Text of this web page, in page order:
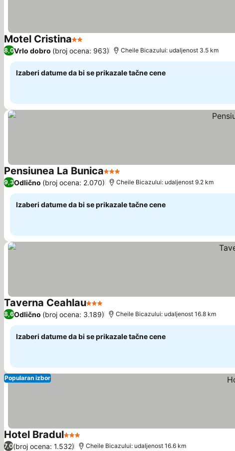
Motel Cristina2 Zvezdice
8,0Vrlo dobro (broj ocena: 963) Cheile Bicazului: udaljenost 3.5 km
Izaberi datume da bi se prikazale tačne cene
Pensiunea La Bunica3 Zvezdice
9,3Odlično (broj ocena: 2.070) Cheile Bicazului: udaljenost 9.2 km
Izaberi datume da bi se prikazale tačne cene
Taverna Ceahlau3 Zvezdice
8,6Odlično (broj ocena: 3.189) Cheile Bicazului: udaljenost 16.8 km
Izaberi datume da bi se prikazale tačne cene
Popularan izbor
Hotel Bradul3 Zvezdice
7,0(broj ocena: 1.532) Cheile Bicazului: udaljenost 16.6 km